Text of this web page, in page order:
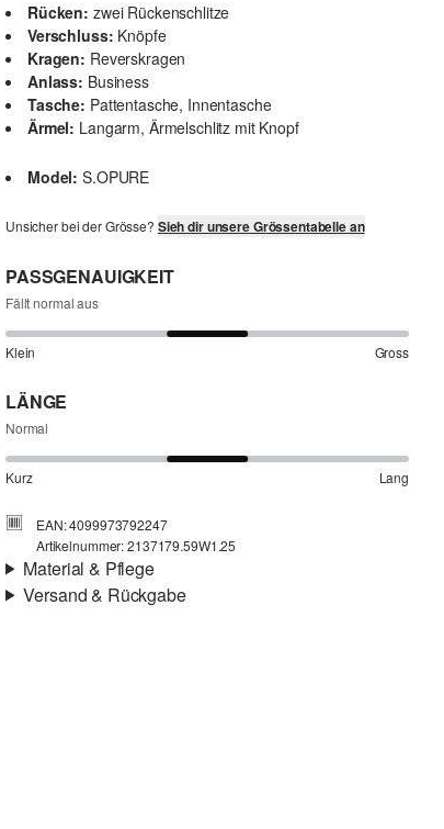
Rücken: zwei Rückenschlitze
Verschluss: Knöpfe
Kragen: Reverskragen
Anlass: Business
Tasche: Pattentasche, Innentasche
Ärmel: Langarm, Ärmelschlitz mit Knopf
Model: S.OPURE
Unsicher bei der Grösse? Sieh dir unsere Grössentabelle an
PASSGENAUIGKEIT
Fällt normal aus
Klein Gross
LÄNGE
Normal
Kurz Lang
EAN: 4099973792247
Artikelnummer: 2137179.59W1.25
Material & Pflege
Versand & Rückgabe